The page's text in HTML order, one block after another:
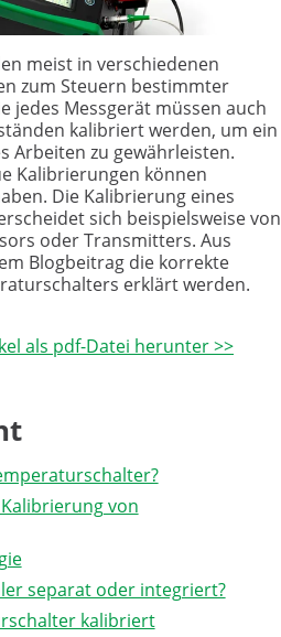
meist in verschiedenen
zum Steuern bestimmter
jedes Messgerät müssen auch
kalibriert werden, um ein
Arbeiten zu gewährleisten.
Kalibrierungen können
Die Kalibrierung eines
sich beispielsweise von
oder Transmitters. Aus
Blogbeitrag die korrekte
erklärt werden.
als pdf-Datei herunter >>
von
separat oder integriert?
kalibriert